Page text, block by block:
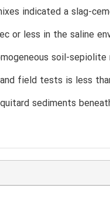
indicated a slag-
or less in the saline
soil-
field tests is less
sediments